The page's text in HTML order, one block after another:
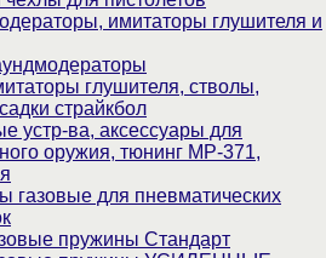
имитаторы глушителя и
глушителя, стволы,
страйкбол
устр-ва, аксессуары для
оружия, тюнинг МР-371,
газовые для пневматических
пружины Стандарт